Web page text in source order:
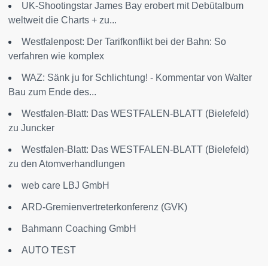
UK-Shootingstar James Bay erobert mit Debütalbum
weltweit die Charts + zu...
Westfalenpost: Der Tarifkonflikt bei der Bahn: So
verfahren wie komplex
WAZ: Sänk ju for Schlichtung! - Kommentar von Walter
Bau zum Ende des...
Westfalen-Blatt: Das WESTFALEN-BLATT (Bielefeld)
zu Juncker
Westfalen-Blatt: Das WESTFALEN-BLATT (Bielefeld)
zu den Atomverhandlungen
web care LBJ GmbH
ARD-Gremienvertreterkonferenz (GVK)
Bahmann Coaching GmbH
AUTO TEST